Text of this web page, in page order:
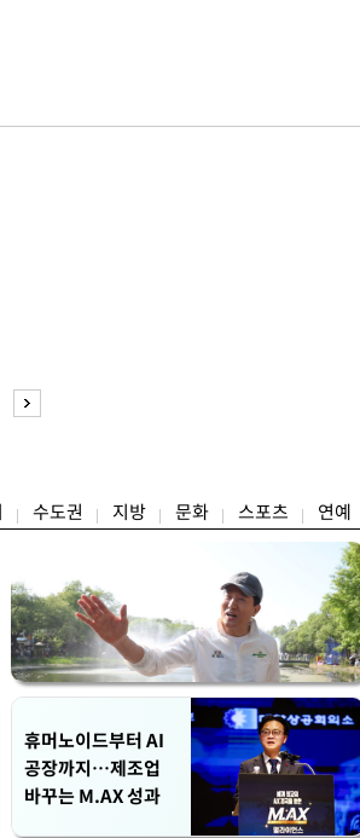
수도권 지방 문화 스포츠 연예
휴머노이드부터 AI
공장까지…제조업
바꾸는 M.AX 성과